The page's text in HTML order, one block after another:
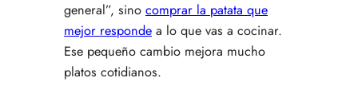
general”, sino comprar la patata que
mejor responde a lo que vas a cocinar.
Ese pequeño cambio mejora mucho
platos cotidianos.